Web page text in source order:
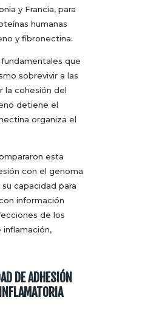
y Francia, para
humanas
y fibronectina.
que
sobrevivir a las
la cohesión del
detiene el
organiza el
esta
con el genoma
capacidad para
información
de los
inflamación,
DE ADHESIÓN